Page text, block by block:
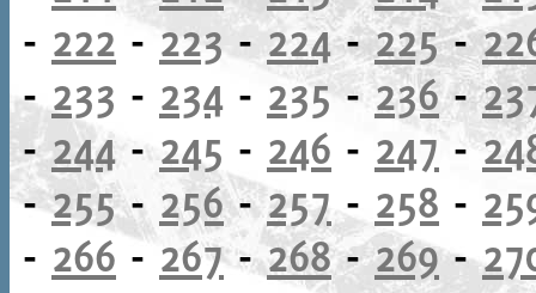
- 222 -223 -224-225-
- 233 - 234 - 235-236-
-244-245 - 246 - 247-
-255- 256-257- 258 -
- 266 - 267-268-269-